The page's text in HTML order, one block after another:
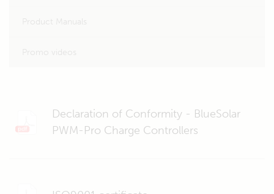
Declaration of Conformity - BlueSolar
PWM-Pro Charge Controllers